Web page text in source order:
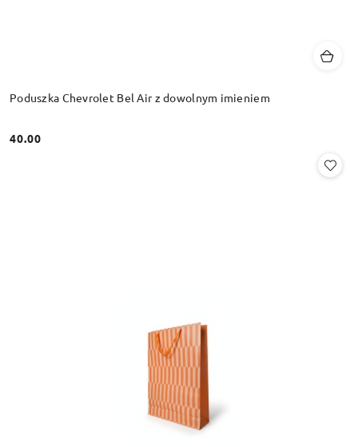
Poduszka Chevrolet Bel Air z dowolnym imieniem
Cena:
40.00